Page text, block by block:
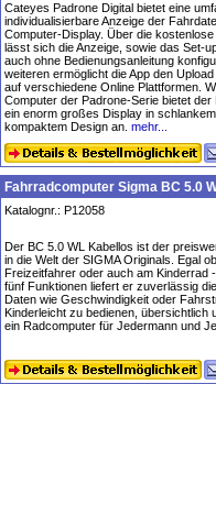
Cateyes Padrone Digital bietet eine
individualisierbare Anzeige der
Computer-Display. Über die
lässt sich die Anzeige, sowie das Set-
auch ohne Bedienungsanleitung
weiteren ermöglicht die App den
auf verschiedene Online Plattformen.
Computer der Padrone-Serie bietet der
ein enorm großes Display in
kompaktem Design an. mehr...
Fahrradcomputer Sigma BC 5.0
Katalognr.: P12058
Der BC 5.0 WL Kabellos ist der
in die Welt der SIGMA Originals. Egal
Freizeitfahrer oder auch am Kinderrad
fünf Funktionen liefert er zuverlässig
Daten wie Geschwindigkeit oder
Kinderleicht zu bedienen, übersichtlich
ein Radcomputer für Jedermann und